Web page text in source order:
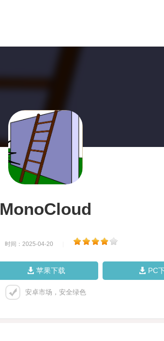
MonoCloud
时间：2025-04-20
苹果下载 PC
安卓市场，安全绿色